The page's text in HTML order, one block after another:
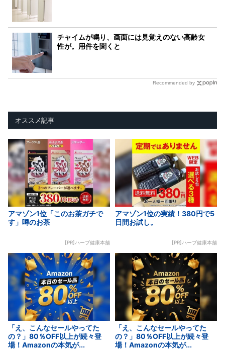
チャイムが鳴り、画面には見覚えのない高齢女
性が。用件を聞くと
Recommended by
オススメ記事
アマゾン1位「このお茶ガチで
す」噂のお茶
[PR]ハーブ健康本舗
アマゾン1位の実績！380円で5
日間お試し。
[PR]ハーブ健康本舗
「え、こんなセールやってた
の？」80％OFF以上が続々登
場！Amazonの本気が...
「え、こんなセールやってた
の？」80％OFF以上が続々登
場！Amazonの本気が...